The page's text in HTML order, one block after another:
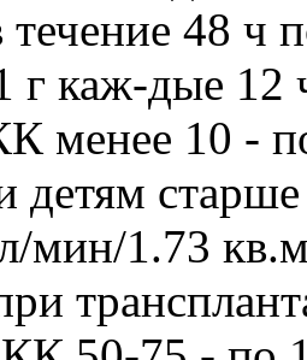
течение 48 ч
г каж-дые
менее 10 -
детям
мин/1.73